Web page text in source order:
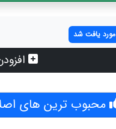
محبوب ترین های